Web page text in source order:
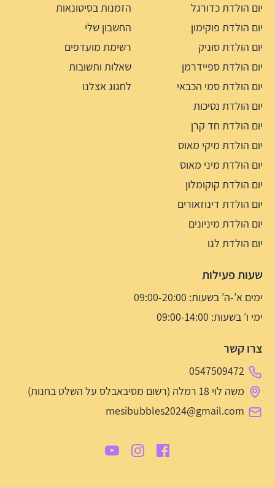
יום הולדת כדורגל
יום הולדת פוקימון
יום הולדת סוניק
יום הולדת ספיידרמן
יום הולדת סמי הכבאי
יום הולדת נסיכות
יום הולדת חד קרן
יום הולדת מיקי מאוס
יום הולדת מיני מאוס
יום הולדת קוקומלון
יום הולדת דינוזאורים
יום הולדת מיניונים
יום הולדת לגו
הזמנות בסיטונאות
החשבון שלי
רשימת מועדפים
שאלות ותשובות
לחגוג אצלנו
שעות פעילות
ימים א’-ה’ בשעות: 09:00-20:00
ימי ו’ בשעות: 09:00-14:00
צרו קשר
0547509472
משה לוי 18 רמלה (רשום מסיבאבלס על השלט בחנות)
mesibubbles2024@gmail.com